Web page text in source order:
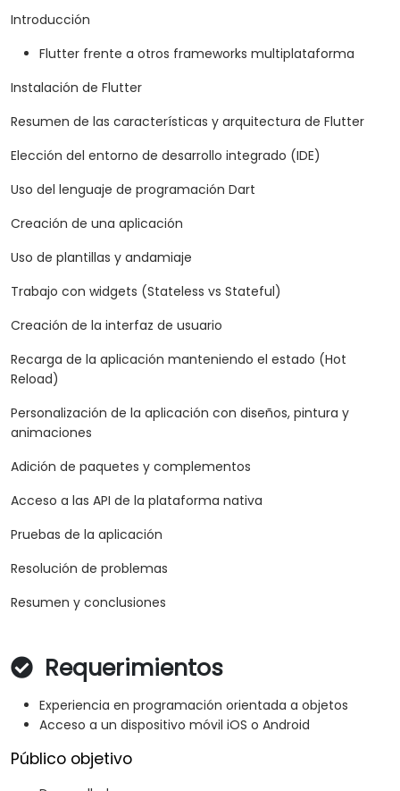
Introducción
Flutter frente a otros frameworks multiplataforma
Instalación de Flutter
Resumen de las características y arquitectura de Flutter
Elección del entorno de desarrollo integrado (IDE)
Uso del lenguaje de programación Dart
Creación de una aplicación
Uso de plantillas y andamiaje
Trabajo con widgets (Stateless vs Stateful)
Creación de la interfaz de usuario
Recarga de la aplicación manteniendo el estado (Hot
Reload)
Personalización de la aplicación con diseños, pintura y
animaciones
Adición de paquetes y complementos
Acceso a las API de la plataforma nativa
Pruebas de la aplicación
Resolución de problemas
Resumen y conclusiones
Requerimientos
Experiencia en programación orientada a objetos
Acceso a un dispositivo móvil iOS o Android
Público objetivo